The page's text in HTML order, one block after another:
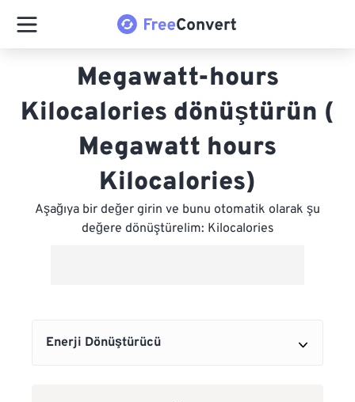
Megawatt-hours
Kilocalories dönüştürün (
Megawatt hours
Kilocalories)
Aşağıya bir değer girin ve bunu otomatik olarak şu
değere dönüştürelim: Kilocalories